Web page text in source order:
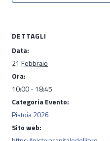
DETTAGLI
Data:
21 Febbraio
Ora:
10:00 - 18:45
Categoria Evento:
Pistoia 2026
Sito web: